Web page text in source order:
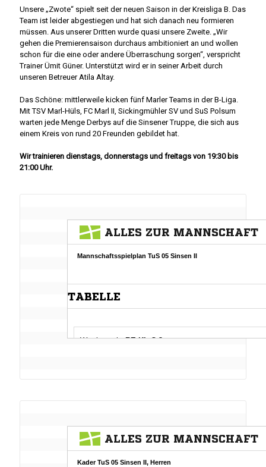
Unsere „Zwote“ spielt seit der neuen Saison in der Kreisliga B. Das
Team ist leider abgestiegen und hat sich danach neu formieren
müssen. Aus unserer Dritten wurde quasi unsere Zweite. „Wir
gehen die Premierensaison durchaus ambitioniert an und wollen
schon für die eine oder andere Überraschung sorgen“, verspricht
Trainer Ümit Güner. Unterstützt wird er in seiner Arbeit durch
unseren Betreuer Atila Altay.
Das Schöne: mittlerweile kicken fünf Marler Teams in der B-Liga.
Mit TSV Marl-Hüls, FC Marl II, Sickingmühler SV und SuS Polsum
warten jede Menge Derbys auf die Sinsener Truppe, die sich aus
einem Kreis von rund 20 Freunden gebildet hat.
Wir trainieren dienstags, donnerstags und freitags von 19:30 bis
21:00 Uhr.